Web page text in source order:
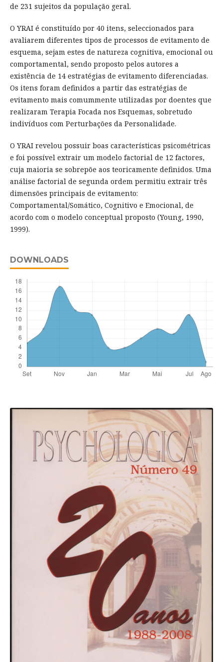
de 231 sujeitos da população geral.
O YRAI é constituído por 40 itens, seleccionados para
avaliarem diferentes tipos de processos de evitamento de
esquema, sejam estes de natureza cognitiva, emocional ou
comportamental, sendo proposto pelos autores a
existência de 14 estratégias de evitamento diferenciadas.
Os itens foram definidos a partir das estratégias de
evitamento mais comummente utilizadas por doentes que
realizaram Terapia Focada nos Esquemas, sobretudo
indivíduos com Perturbações da Personalidade.
O YRAI revelou possuir boas características psicométricas
e foi possível extrair um modelo factorial de 12 factores,
cuja maioria se sobrepõe aos teoricamente definidos. Uma
análise factorial de segunda ordem permitiu extrair três
dimensões principais de evitamento:
Comportamental/Somático, Cognitivo e Emocional, de
acordo com o modelo conceptual proposto (Young, 1990,
1999).
DOWNLOADS